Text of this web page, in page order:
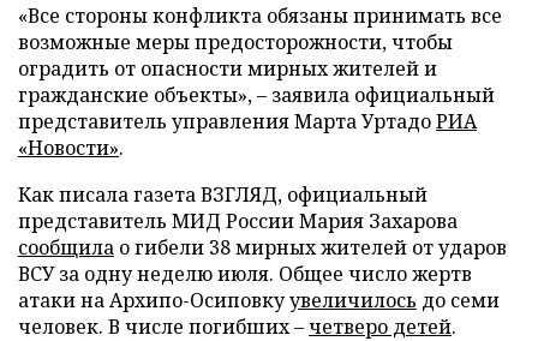
«Все стороны конфликта обязаны принимать все
возможные меры предосторожности, чтобы
оградить от опасности мирных жителей и
гражданские объекты», – заявила официальный
представитель управления Марта УртадоРИА
«Новости».
Как писала газета ВЗГЛЯД, официальный
представитель МИД России Мария Захарова
сообщила о гибели 38 мирных жителей от ударов
ВСУ за одну неделю июля. Общее число жертв
атаки на Архипо-Осиповкуувеличилось до семи
человек. В числе погибших –четверо детей.